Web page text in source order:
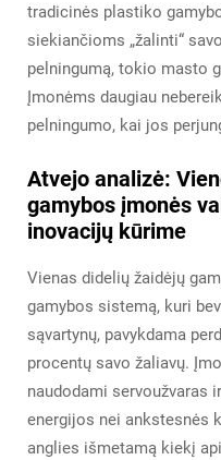
tradicinės plastiko
siekiančioms „žalinti“
pelningumą, tokio masto
Įmonėms daugiau
pelningumo, kai jos
Atvejo analizė:
gamybos įmonės
inovacijų kūrime
Vienas didelių žaidėjų
gamybos sistemą, kuri
sąvartynų, pavykdama
procentų savo žaliavų.
naudodami servoužvaras
energijos nei ankstesnės
anglies išmetamą kiekį